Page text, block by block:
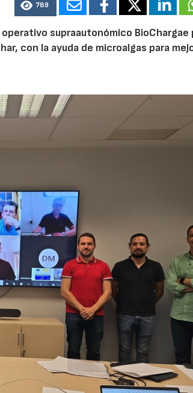
789
supraautonómico BioChargae
con la ayuda de microalgas para